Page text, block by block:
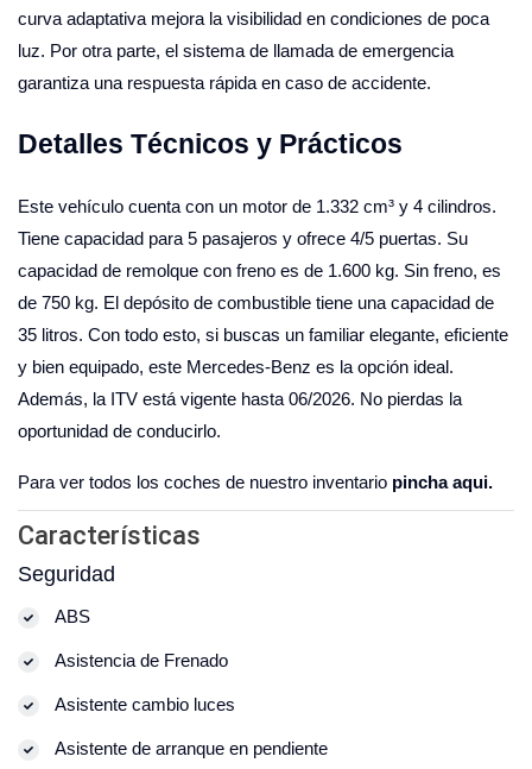
curva adaptativa mejora la visibilidad en condiciones de poca
luz. Por otra parte, el sistema de llamada de emergencia
garantiza una respuesta rápida en caso de accidente.
Detalles Técnicos y Prácticos
Este vehículo cuenta con un motor de 1.332 cm³ y 4 cilindros.
Tiene capacidad para 5 pasajeros y ofrece 4/5 puertas. Su
capacidad de remolque con freno es de 1.600 kg. Sin freno, es
de 750 kg. El depósito de combustible tiene una capacidad de
35 litros. Con todo esto, si buscas un familiar elegante, eficiente
y bien equipado, este Mercedes-Benz es la opción ideal.
Además, la ITV está vigente hasta 06/2026. No pierdas la
oportunidad de conducirlo.
Para ver todos los coches de nuestro inventario pincha aqui.
Características
Seguridad
ABS
Asistencia de Frenado
Asistente cambio luces
Asistente de arranque en pendiente